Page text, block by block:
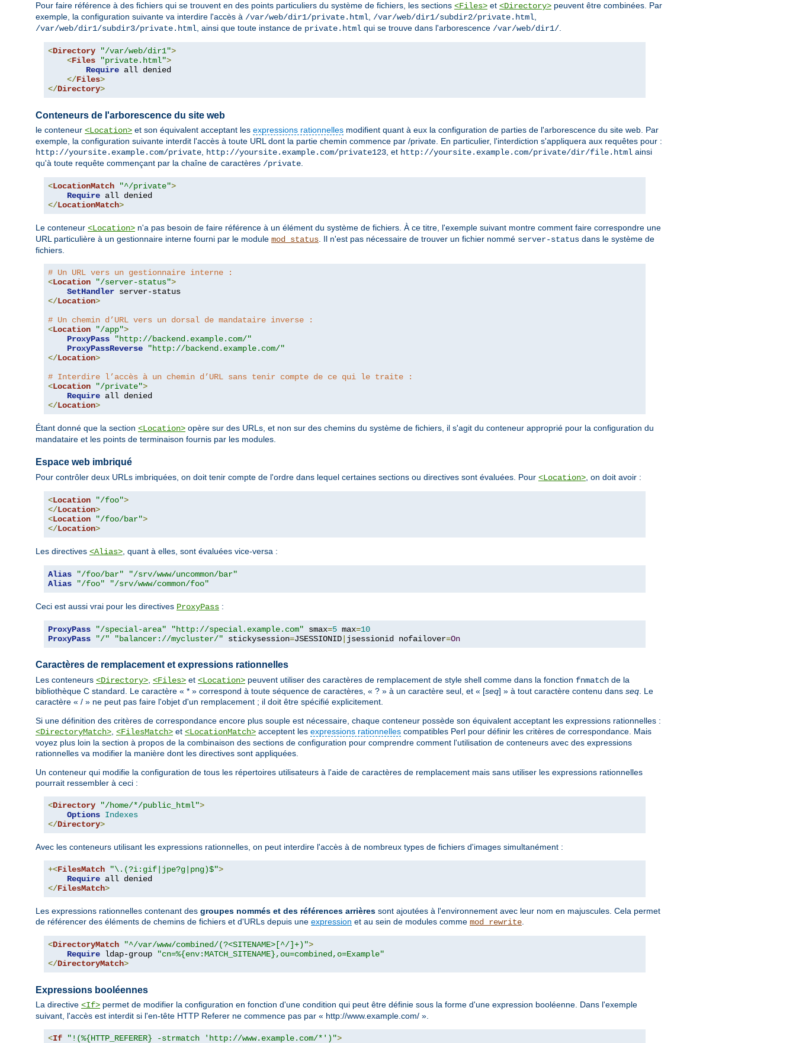
Pour faire référence à des fichiers qui se trouvent en des points particuliers du système de fichiers, les sections <Files> et <Directory> peuvent être combinées. Par
exemple, la configuration suivante va interdire l'accès à /var/web/dir1/private.html, /var/web/dir1/subdir2/private.html,
/var/web/dir1/subdir3/private.html, ainsi que toute instance de private.html qui se trouve dans l'arborescence /var/web/dir1/.
<Directory "/var/web/dir1">
<Files "private.html">
Require all denied
</Files>
</Directory>
Conteneurs de l'arborescence du site web
le conteneur <Location> et son équivalent acceptant les expressions rationnelles modifient quant à eux la configuration de parties de l'arborescence du site web. Par
exemple, la configuration suivante interdit l'accès à toute URL dont la partie chemin commence par /private. En particulier, l'interdiction s'appliquera aux requêtes pour :
http://yoursite.example.com/private, http://yoursite.example.com/private123, et http://yoursite.example.com/private/dir/file.html ainsi
qu'à toute requête commençant par la chaîne de caractères /private.
<LocationMatch "^/private">
Require
</LocationMatch>
Le conteneur <Location> n'a pas besoin de faire référence à un élément du système de fichiers. À ce titre, l'exemple suivant montre comment faire correspondre une
URL particulière à un gestionnaire interne fourni par le module mod_status. Il n'est pas nécessaire de trouver un fichier nommé server-status dans le système de
fichiers.
# Un URL vers un gestionnaire interne :
<Location "/server-status">
SetHandler
</Location>
# Un chemin d’URL vers un dorsal de mandataire inverse :
<Location "/app">
ProxyPass
"http://backend.example.com/"
ProxyPassReverse
"http://backend.example.com/"
</Location>
# Interdire l’accès à un chemin d’URL sans tenir compte de ce qui le traite :
<Location "/private">
Require
</Location>
Étant donné que la section <Location> opère sur des URLs, et non sur des chemins du système de fichiers, il s'agit du conteneur approprié pour la configuration du
mandataire et les points de terminaison fournis par les modules.
Espace web imbriqué
Pour contrôler deux URLs imbriquées, on doit tenir compte de l'ordre dans lequel certaines sections ou directives sont évaluées. Pour <Location> , on doit avoir :
<Location "/foo">
</Location>
<Location "/foo/bar">
</Location>
Les directives <Alias> , quant à elles, sont évaluées vice-versa :
Alias "/foo/bar"
"/srv/www/uncommon/bar"
Alias
"/foo" "/srv/www/common/foo"
Ceci est aussi vrai pour les directives ProxyPass :
ProxyPass "/special-area" "http://special.example.com" smax=5 max=10
ProxyPass
"/" "balancer://mycluster/" stickysession=JSESSIONID jsessionid nofailover=On
Caractères de remplacement et expressions rationnelles
Les conteneurs <Directory> <Files> et <Location> peuvent utiliser des caractères de remplacement de style shell comme dans la fonction fnmatch de la
bibliothèque C standard. Le caractère « * » correspond à toute séquence de caractères, « ? » à un caractère seul, et « [seq] » à tout caractère contenu dans seq . Le
caractère « / » ne peut pas faire l'objet d'un remplacement ; il doit être spécifié explicitement.
Si une définition des critères de correspondance encore plus souple est nécessaire, chaque conteneur possède son équivalent acceptant les expressions rationnelles :
<DirectoryMatch> <FilesMatch> et <LocationMatch> acceptent les expressions rationnelles compatibles Perl pour définir les critères de correspondance. Mais
voyez plus loin la section à propos de la combinaison des sections de configuration pour comprendre comment l'utilisation de conteneurs avec des expressions
rationnelles va modifier la manière dont les directives sont appliquées.
Un conteneur qui modifie la configuration de tous les répertoires utilisateurs à l'aide de caractères de remplacement mais sans utiliser les expressions rationnelles
pourrait ressembler à ceci :
<Directory "/home/*/public_html">
Options Indexes
</Directory>
Avec les conteneurs utilisant les expressions rationnelles, on peut interdire l'accès à de nombreux types de fichiers d'images simultanément :
+<FilesMatch "\.(?i:gif|jpe?g|png)$">
Require
</FilesMatch>
Les expressions rationnelles contenant des groupes nommés et des références arrières sont ajoutées à l'environnement avec leur nom en majuscules. Cela permet
de référencer des éléments de chemins de fichiers et d'URLs depuis une expression et au sein de modules comme mod_rewrite
<DirectoryMatch "^/var/www/combined/(?<SITENAME>[^/]+)">
Require ldap-group
"cn=%{env:MATCH_SITENAME},ou=combined,o=Example"
</DirectoryMatch>
Expressions booléennes
La directive <If> permet de modifier la configuration en fonction d'une condition qui peut être définie sous la forme d'une expression booléenne. Dans l'exemple
suivant, l'accès est interdit si l'en-tête HTTP Referer ne commence pas par « http://www.example.com/ ».
<If "!(%{HTTP_REFERER} -strmatch 'http://www.example.com/*')">